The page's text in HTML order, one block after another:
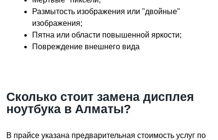
Размытость изображения или "двойные"
изображения;
Пятна или области повышенной яркости;
Повреждение внешнего вида
Сколько стоит замена дисплея
ноутбука в Алматы?
В прайсе указана предварительная стоимость услуг по